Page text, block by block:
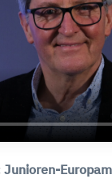
Junioren-